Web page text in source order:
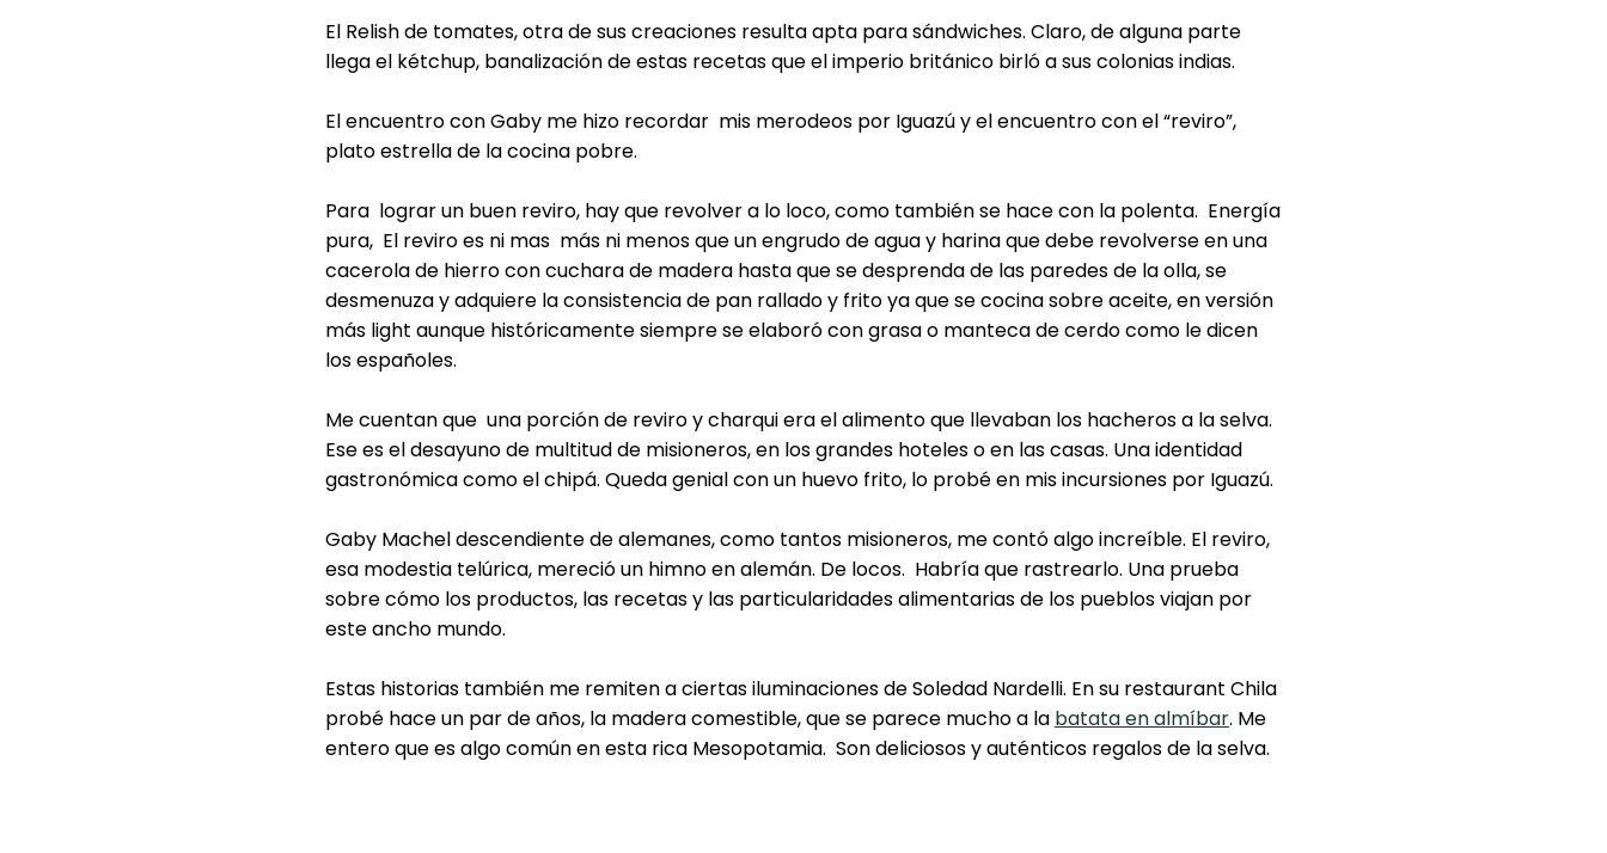
El Relish de tomates, otra de sus creaciones resulta apta para sándwiches. Claro, de alguna parte
llega el kétchup, banalización de estas recetas que el imperio británico birló a sus colonias indias.
El encuentro con Gaby me hizo recordar mis merodeos por Iguazú y el encuentro con el “reviro”,
plato estrella de la cocina pobre.
Para lograr un buen reviro, hay que revolver a lo loco, como también se hace con la polenta. Energía
pura, El reviro es ni mas más ni menos que un engrudo de agua y harina que debe revolverse en una
cacerola de hierro con cuchara de madera hasta que se desprenda de las paredes de la olla, se
desmenuza y adquiere la consistencia de pan rallado y frito ya que se cocina sobre aceite, en versión
más light aunque históricamente siempre se elaboró con grasa o manteca de cerdo como le dicen
los españoles.
Me cuentan que una porción de reviro y charqui era el alimento que llevaban los hacheros a la selva.
Ese es el desayuno de multitud de misioneros, en los grandes hoteles o en las casas. Una identidad
gastronómica como el chipá. Queda genial con un huevo frito, lo probé en mis incursiones por Iguazú.
Gaby Machel descendiente de alemanes, como tantos misioneros, me contó algo increíble. El reviro,
esa modestia telúrica, mereció un himno en alemán. De locos. Habría que rastrearlo. Una prueba
sobre cómo los productos, las recetas y las particularidades alimentarias de los pueblos viajan por
este ancho mundo.
Estas historias también me remiten a ciertas iluminaciones de Soledad Nardelli. En su restaurant Chila
probé hace un par de años, la madera comestible, que se parece mucho a la batata en almíbar. Me
entero que es algo común en esta rica Mesopotamia. Son deliciosos y auténticos regalos de la selva.